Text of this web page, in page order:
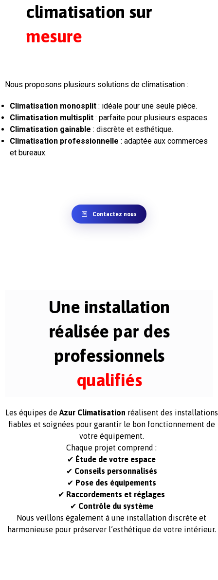
climatisation sur
mesure
Nous proposons plusieurs solutions de climatisation :
Climatisation monosplit : idéale pour une seule pièce.
Climatisation multisplit : parfaite pour plusieurs espaces.
Climatisation gainable : discrète et esthétique.
Climatisation professionnelle : adaptée aux commerces
et bureaux.
Contactez nous
Une installation
réalisée par des
professionnels
qualifiés
Les équipes de Azur Climatisation réalisent des installations
fiables et soignées pour garantir le bon fonctionnement de
votre équipement.
Chaque projet comprend :
✔ Étude de votre espace
✔ Conseils personnalisés
✔ Pose des équipements
✔ Raccordements et réglages
✔ Contrôle du système
Nous veillons également à une installation discrète et
harmonieuse pour préserver l’esthétique de votre intérieur.